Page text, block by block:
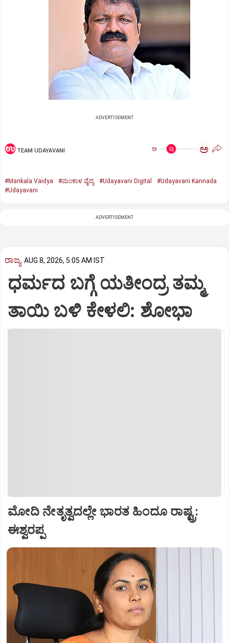
ADVERTISEMENT
TEAM UDAYAVANI ಅ ಅ
#Mankala Vaidya #ಮಂಕಾಳ ವೈದ್ಯ #Udayavani Digital
#Udayavani Kannada
#Udayavani
ADVERTISEMENT
ರಾಜ್ಯ AUG 8, 2026, 5:05 AM IST
ಧರ್ಮದ ಬಗ್ಗೆ ಯತೀಂದ್ರ ತಮ್ಮ
ತಾಯಿ ಬಳಿ ಕೇಳಲಿ: ಶೋಭಾ
ಮೋದಿ ನೇತೃತ್ವದಲ್ಲೇ ಭಾರತ ಹಿಂದೂ ರಾಷ್ಟ್ರ:
ಈಶ್ವರಪ್ಪ